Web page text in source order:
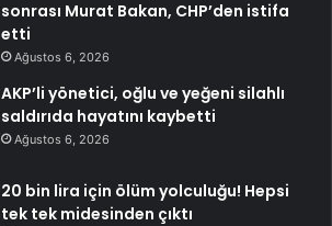
sonrası Murat Bakan, CHP’den istifa
etti
Ağustos 6, 2026
AKP’li yönetici, oğlu ve yeğeni silahlı
saldırıda hayatını kaybetti
Ağustos 6, 2026
20 bin lira için ölüm yolculuğu! Hepsi
tek tek midesinden çıktı